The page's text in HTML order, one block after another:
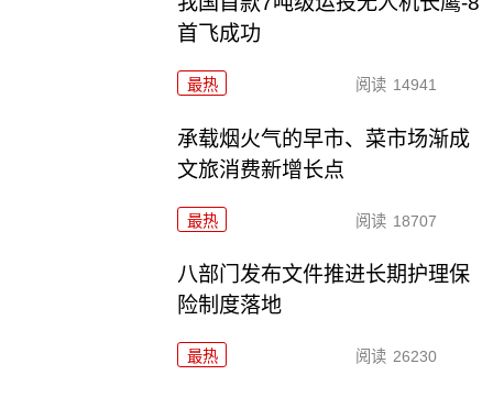
首飞成功
最热 阅读 14941
承载烟火气的早市、菜市场渐成
文旅消费新增长点
最热 阅读 18707
八部门发布文件推进长期护理保
险制度落地
最热 阅读 26230